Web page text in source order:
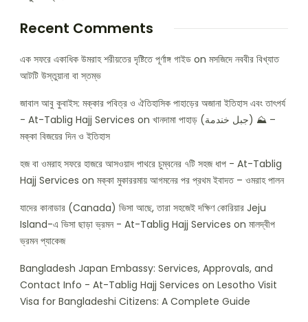
Recent Comments
এক সফরে একাধিক উমরাহ শরীয়তের দৃষ্টিতে পূর্ণাঙ্গ গাইড on মসজিদে নববীর বিখ্যাত
আটটি উস্তুয়ানা বা স্তম্ভ
জাবাল আবু কুবাইস: মক্কার পবিত্র ও ঐতিহাসিক পাহাড়ের অজানা ইতিহাস এবং তাৎপর্য
- At-Tablig Hajj Services on খানদামা পাহাড় (جبل خندمة) ⛰️ –
মক্কা বিজয়ের দিন ও ইতিহাস
হজ বা ওমরাহ সফরে হাজরে আসওয়াদ পাথরে চুম্বনের ৭টি সহজ ধাপ - At-Tablig
Hajj Services on মক্কা মুকাররমায় আগমনের পর প্রথম ইবাদত – ওমরাহ পালন
যাদের কানাডার (Canada) ভিসা আছে, তারা সহজেই দক্ষিণ কোরিয়ার Jeju
Island-এ ভিসা ছাড়া ভ্রমন - At-Tablig Hajj Services on মালদ্বীপ
ভ্রমন প্যাকেজ
Bangladesh Japan Embassy: Services, Approvals, and
Contact Info - At-Tablig Hajj Services on Lesotho Visit
Visa for Bangladeshi Citizens: A Complete Guide